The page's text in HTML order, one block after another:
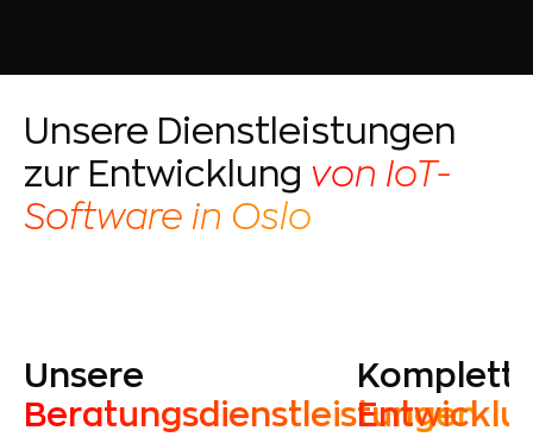
Unsere Dienstleistungen
zur Entwicklung von IoT-
Software in Oslo
Unsere
Beratungsdienstleistungen